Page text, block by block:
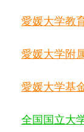
愛媛大学教
愛媛大学附
愛媛大学基
全国国立大